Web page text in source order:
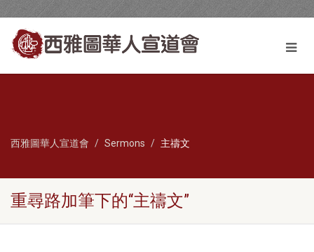
西雅圖華人宣道會 Sermons 主禱文
重尋路加筆下的“主禱文”